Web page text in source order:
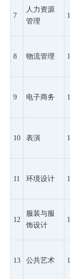
7
人力资源
管理
8 物流管理
9 电子商务
10 表演
11 环境设计
12
服装与服
饰设计
13 公共艺术